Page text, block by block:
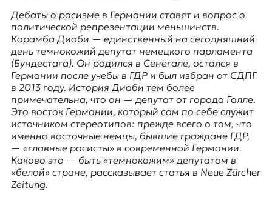
е
й
с
к
а
я
ж
у
р
н
а
л
и
с
т
Дебаты о расизме в Германии ставят и вопрос о
политической репрезентации меньшинств.
Карамба Диаби — единственный на сегодняшний
день темнокожий депутат немецкого парламента
(Бундестага). Он родился в Сенегале, остался в
Германии после учебы в ГДР и был избран от СДПГ
в 2013 году. История Диаби тем более
примечательна, что он — депутат от города Галле.
Это восток Германии, который сам по себе служит
источником стереотипов: прежде всего о том, что
именно восточные немцы, бывшие граждане ГДР,
— «главные расисты» в современной Германии.
Каково это — быть «темнокожим» депутатом в
«белой» стране, рассказывает статья в Neue Zürcher
Zeitung.